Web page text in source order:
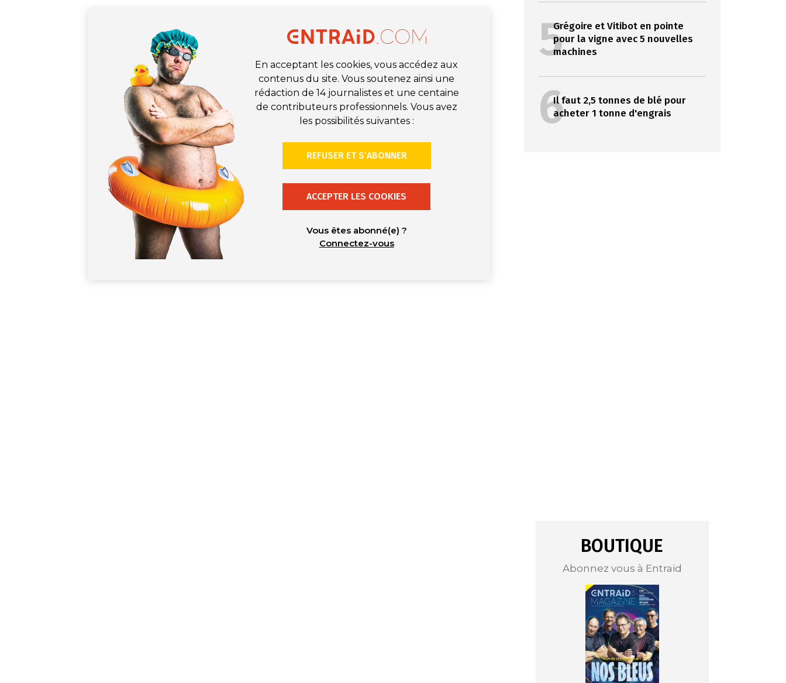
En acceptant les cookies, vous accédez aux
contenus du site. Vous soutenez ainsi une
rédaction de 14 journalistes et une centaine
de contributeurs professionnels. Vous avez
les possibilités suivantes :
REFUSER ET S’ABONNER
ACCEPTER LES COOKIES
Vous êtes abonné(e) ?
Connectez-vous
5Grégoire et Vitibot en pointe
pour la vigne avec 5 nouvelles
machines
6Il faut 2,5 tonnes de blé pour
acheter 1 tonne d'engrais
BOUTIQUE
Abonnez vous à Entraid